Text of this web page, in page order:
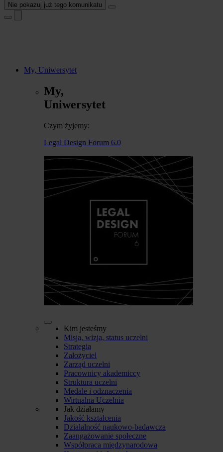
Nie pokazuj już tego komunikatu
My, Uniwersytet
My,
Uniwersytet
Czym żyjemy:
Legal Design Forum 6.0
Kim jesteśmy
Misja, wizja, status uczelni
Strategia
Założyciel
Zarząd uczelni
Pracownicy akademiccy
Struktura uczelni
Medale i odznaczenia
Wirtualna Uczelnia
Jak działamy
Jakość kształcenia
Działalność naukowo-badawcza
Zaangażowanie społeczne
Współpraca międzynarodowa